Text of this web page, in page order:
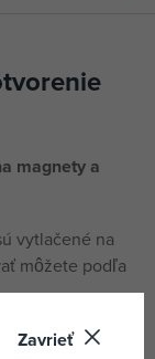
magnety a
vytlačené na
môžete podľa
Zavrieť